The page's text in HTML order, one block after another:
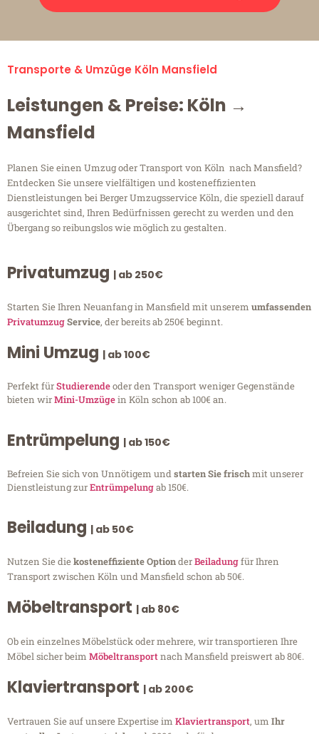
Transporte & Umzüge Köln Mansfield
Leistungen & Preise: Köln →
Mansfield
Planen Sie einen Umzug oder Transport von Köln nach Mansfield?
Entdecken Sie unsere vielfältigen und kosteneffizienten
Dienstleistungen bei Berger Umzugsservice Köln, die speziell darauf
ausgerichtet sind, Ihren Bedürfnissen gerecht zu werden und den
Übergang so reibungslos wie möglich zu gestalten.
Privatumzug | ab 250€
Starten Sie Ihren Neuanfang in Mansfield mit unserem umfassenden
PrivatumzugService, der bereits ab 250€ beginnt.
Mini Umzug | ab 100€
Perfekt fürStudierendeoder den Transport weniger Gegenstände
bieten wirMini-Umzügein Köln schon ab 100€ an.
Entrümpelung | ab 150€
Befreien Sie sich von Unnötigem undstarten Sie frischmit unserer
Dienstleistung zurEntrümpelungab 150€.
Beiladung | ab 50€
Nutzen Sie diekosteneffiziente OptionderBeiladungfür Ihren
Transport zwischen Köln und Mansfield schon ab 50€.
Möbeltransport | ab 80€
Ob ein einzelnes Möbelstück oder mehrere, wir transportieren Ihre
Möbel sicher beim Möbeltransportnach Mansfield preiswert ab 80€.
Klaviertransport | ab 200€
Vertrauen Sie auf unsere Expertise im Klaviertransport, um Ihr